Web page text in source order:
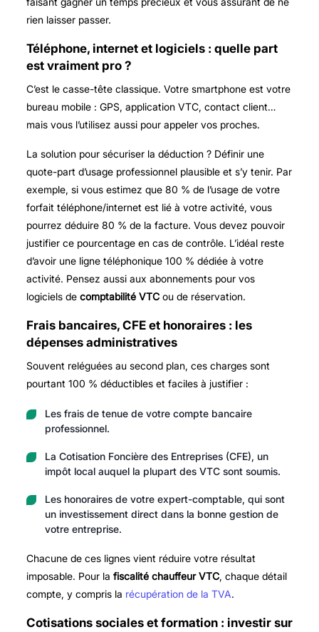
rien laisser passer.
Téléphone, internet et logiciels : quelle part
est vraiment pro ?
C’est le casse-tête classique. Votre smartphone est votre
bureau mobile : GPS, application VTC, contact client…
mais vous l’utilisez aussi pour appeler vos proches.
La solution pour sécuriser la déduction ? Définir une
quote-part d’usage professionnel plausible et s’y tenir. Par
exemple, si vous estimez que 80 % de l’usage de votre
forfait téléphone/internet est lié à votre activité, vous
pourrez déduire 80 % de la facture. Vous devez pouvoir
justifier ce pourcentage en cas de contrôle. L’idéal reste
d’avoir une ligne téléphonique 100 % dédiée à votre
activité. Pensez aussi aux abonnements pour vos
logiciels de comptabilité VTCou de réservation.
Frais bancaires, CFE et honoraires : les
dépenses administratives
Souvent reléguées au second plan, ces charges sont
pourtant 100 % déductibles et faciles à justifier :
Les frais de tenue de votre compte bancaire
professionnel.
La Cotisation Foncière des Entreprises (CFE), un
impôt local auquel la plupart des VTC sont soumis.
Les honoraires de votre expert-comptable, qui sont
un investissement direct dans la bonne gestion de
votre entreprise.
Chacune de ces lignes vient réduire votre résultat
imposable. Pour la fiscalité chauffeur VTC, chaque détail
compte, y compris la récupération de la TVA.
Cotisations sociales et formation : investir sur